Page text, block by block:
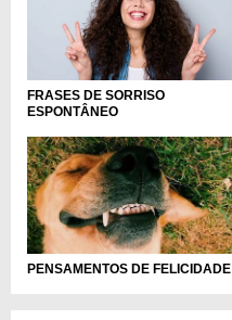
FRASES DE SORRISO
ESPONTÂNEO
PENSAMENTOS DE FELICIDADE